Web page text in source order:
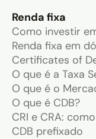
Renda fixa
Como investir
Renda fixa em
Certificates of
O que é a Taxa
O que é o
O que é CDB?
CRI e CRA:
CDB prefixado